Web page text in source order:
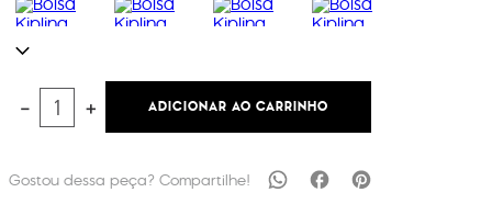
＋
－ ADICIONAR AO CARRINHO